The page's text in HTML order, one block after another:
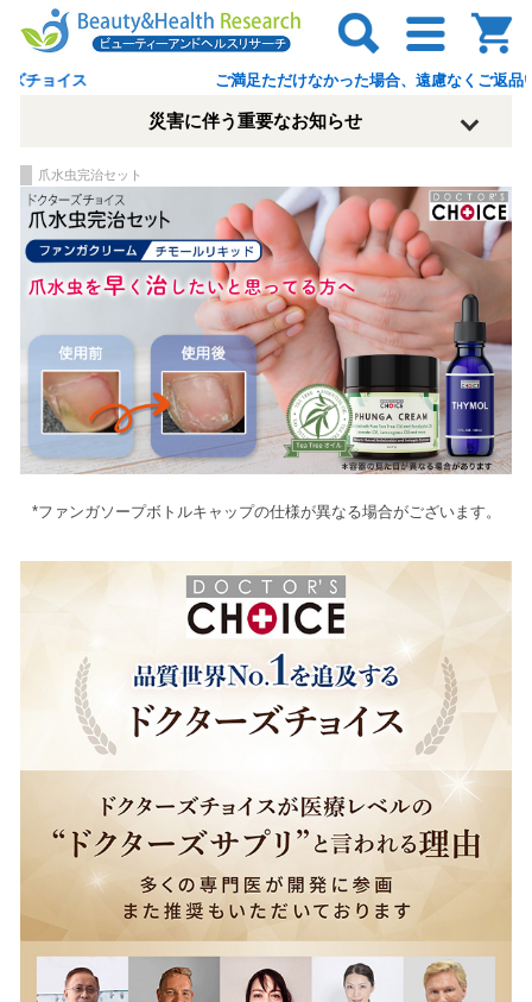
満足ただけなかった場合、遠慮なくご返品いただけます 1万円以上は
ご満足ただけなかった場合、遠慮なくご返品いただけ
災害に伴う重要なお知らせ
爪水虫完治セット
*ファンガソープボトルキャップの仕様が異なる場合がございます。